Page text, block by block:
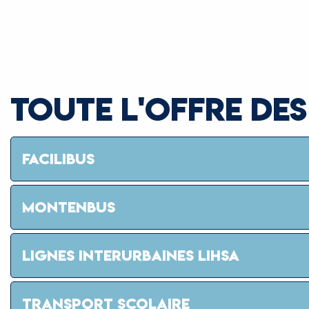
TOUTE L'OFFRE
FACILIBUS
MONTENBUS
LIGNES INTERURBAINES LIHSA
TRANSPORT SCOLAIRE